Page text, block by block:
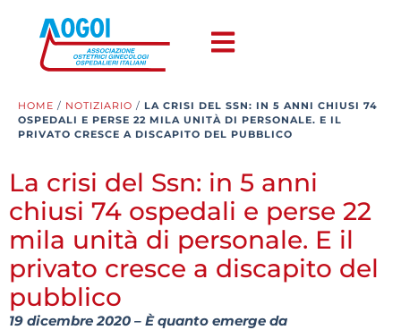
HOME / NOTIZIARIO / LA CRISI DEL SSN: IN 5 ANNI CHIUSI 74
OSPEDALI E PERSE 22 MILA UNITÀ DI PERSONALE. E IL
PRIVATO CRESCE A DISCAPITO DEL PUBBLICO
La crisi del Ssn: in 5 anni
chiusi 74 ospedali e perse 22
mila unità di personale. E il
privato cresce a discapito del
pubblico
19 dicembre 2020 – È quanto emerge da